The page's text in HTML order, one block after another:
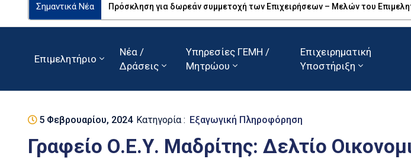
Σημαντικά Νέα Πρόσκληση για δωρεάν συμμετοχή των Επιχειρήσεων – Μελών του
Επιμελητήριο
Νέα /
Δράσεις
Υπηρεσίες ΓΕΜΗ /
Μητρώου
Επιχειρηματική
Υποστήριξη
5 Φεβρουαρίου, 2024 Κατηγορία : Εξαγωγική Πληροφόρηση
Γραφείο Ο.Ε.Υ. Μαδρίτης: Δελτίο